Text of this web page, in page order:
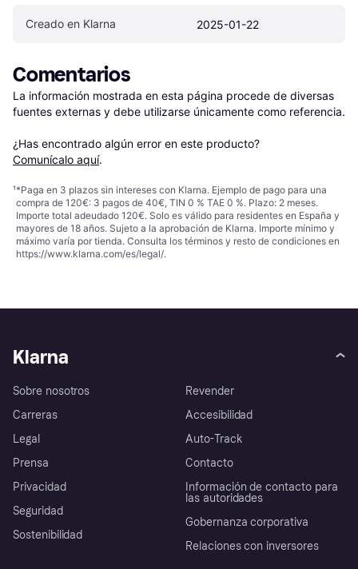
Creado en Klarna 2025-01-22
Comentarios
La información mostrada en esta página procede de diversas
fuentes externas y debe utilizarse únicamente como referencia.
¿Has encontrado algún error en este producto?
Comunícalo aquí.
¹*Paga en 3 plazos sin intereses con Klarna. Ejemplo de pago para una
compra de 120€: 3 pagos de 40€, TIN 0 % TAE 0 %. Plazo: 2 meses.
Importe total adeudado 120€. Solo es válido para residentes en España y
mayores de 18 años. Sujeto a la aprobación de Klarna. Importe mínimo y
máximo varía por tienda. Consulta los términos y resto de condiciones en
https://www.klarna.com/es/legal/.
Klarna
Sobre nosotros
Carreras
Legal
Prensa
Privacidad
Seguridad
Sostenibilidad
Revender
Accesibilidad
Auto-Track
Contacto
Información de contacto para
las autoridades
Gobernanza corporativa
Relaciones con inversores